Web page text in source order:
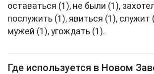
оставаться (1), не были (1),
послужить (1), явиться (1), служит
мужей (1), угождать (1).
Где используется в Новом